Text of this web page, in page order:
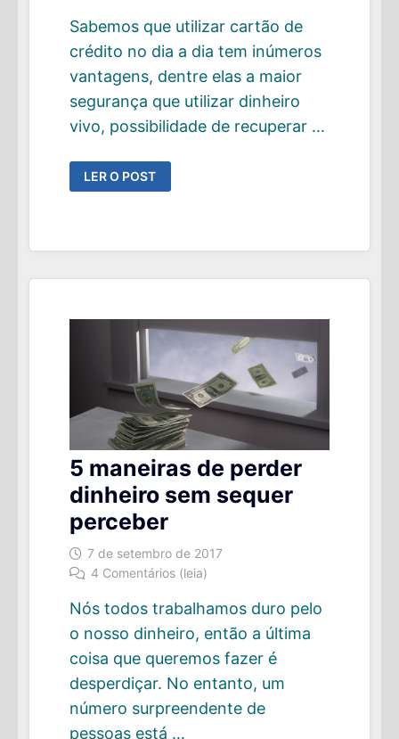
Sabemos que utilizar cartão de
crédito no dia a dia tem inúmeros
vantagens, dentre elas a maior
segurança que utilizar dinheiro
vivo, possibilidade de recuperar …
DESAFIO:
NÃO
UTILIZE
POR
MÊS
LER O POST
5 maneiras de perder
dinheiro sem sequer
perceber
7 de setembro de 2017
4 Comentários (leia)
Nós todos trabalhamos duro pelo
o nosso dinheiro, então a última
coisa que queremos fazer é
desperdiçar. No entanto, um
número surpreendente de
pessoas está …